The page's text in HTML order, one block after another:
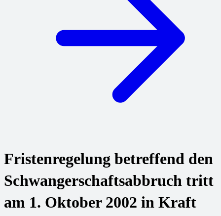
Fristenregelung betreffend den
Schwangerschaftsabbruch tritt
am 1. Oktober 2002 in Kraft